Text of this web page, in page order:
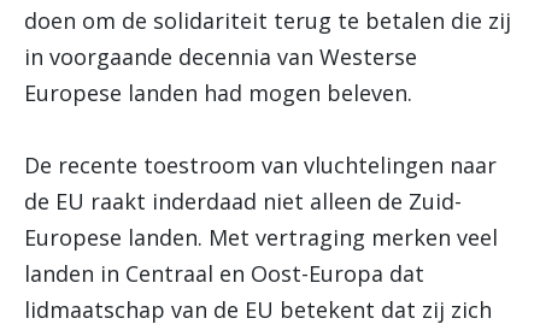
doen om de solidariteit terug te betalen die zij
in voorgaande decennia van Westerse
Europese landen had mogen beleven.
De recente toestroom van vluchtelingen naar
de EU raakt inderdaad niet alleen de Zuid-
Europese landen. Met vertraging merken veel
landen in Centraal en Oost-Europa dat
lidmaatschap van de EU betekent dat zij zich